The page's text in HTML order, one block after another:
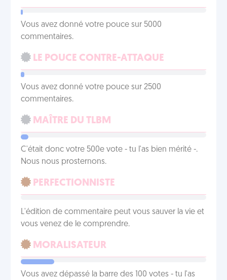
Vous avez donné votre pouce sur 5000
commentaires.
LE POUCE CONTRE-ATTAQUE
Vous avez donné votre pouce sur 2500
commentaires.
MAÎTRE DU TLBM
C'était donc votre 500e vote - tu l'as bien mérité -.
Nous nous prosternons.
PERFECTIONNISTE
L'édition de commentaire peut vous sauver la vie et
vous venez de le comprendre.
MORALISATEUR
Vous avez dépassé la barre des 100 votes - tu l'as